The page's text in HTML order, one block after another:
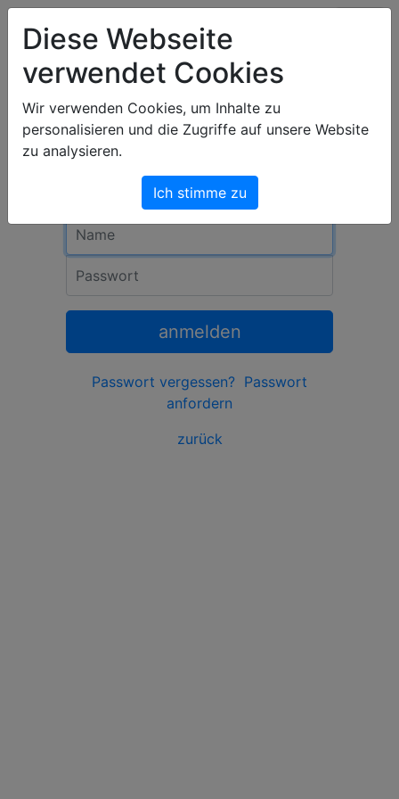
Art & Light Bildershop
Anmeldung
Um dich anzumelden, gib Namen und
»anmelden«.
Name
anmelden
Passwort vergessen? Passwort
anfordern
zurück
Diese Webseite
verwendet Cookies
Wir verwenden Cookies, um Inhalte zu
personalisieren und die Zugriffe auf unsere Website
zu analysieren.
Ich stimme zu